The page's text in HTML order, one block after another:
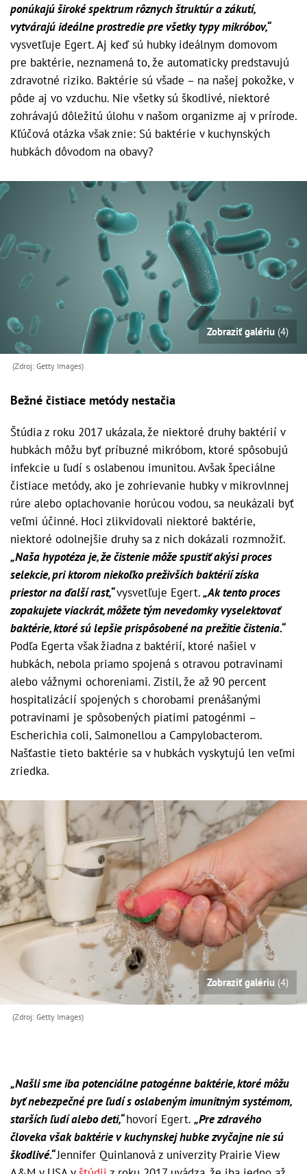
ponúkajú široké spektrum rôznych štruktúr a zákutí,
vytvárajú ideálne prostredie pre všetky typy mikróbov,“
vysvetľuje Egert. Aj keď sú hubky ideálnym domovom
pre baktérie, neznamená to, že automaticky predstavujú
zdravotné riziko. Baktérie sú všade – na našej pokožke, v
pôde aj vo vzduchu. Nie všetky sú škodlivé, niektoré
zohrávajú dôležitú úlohu v našom organizme aj v prírode.
Kľúčová otázka však znie: Sú baktérie v kuchynských
hubkách dôvodom na obavy?
Zobraziť galériu (4)
(Zdroj: Getty Images)
Bežné čistiace metódy nestačia
Štúdia z roku 2017 ukázala, že niektoré druhy baktérií v
hubkách môžu byť príbuzné mikróbom, ktoré spôsobujú
infekcie u ľudí s oslabenou imunitou. Avšak špeciálne
čistiace metódy, ako je zohrievanie hubky v mikrovlnnej
rúre alebo oplachovanie horúcou vodou, sa neukázali byť
veľmi účinné. Hoci zlikvidovali niektoré baktérie,
niektoré odolnejšie druhy sa z nich dokázali rozmnožiť.
„Naša hypotéza je, že čistenie môže spustiť akýsi proces
selekcie, pri ktorom niekoľko preživších baktérií získa
priestor na ďalší rast,“vysvetľuje Egert.„Ak tento proces
zopakujete viackrát, môžete tým nevedomky vyselektovať
baktérie, ktoré sú lepšie prispôsobené na prežitie čistenia.“
Podľa Egerta však žiadna z baktérií, ktoré našiel v
hubkách, nebola priamo spojená s otravou potravinami
alebo vážnymi ochoreniami. Zistil, že až 90 percent
hospitalizácií spojených s chorobami prenášanými
potravinami je spôsobených piatimi patogénmi –
Escherichia coli, Salmonellou a Campylobacterom.
Našťastie tieto baktérie sa v hubkách vyskytujú len veľmi
zriedka.
Zobraziť galériu (4)
(Zdroj: Getty Images)
„Našli sme iba potenciálne patogénne baktérie, ktoré môžu
byť nebezpečné pre ľudí s oslabeným imunitným systémom,
starších ľudí alebo deti,“hovorí Egert. „Pre zdravého
človeka však baktérie v kuchynskej hubke zvyčajne nie sú
škodlivé.“Jennifer Quinlanová z univerzity Prairie View